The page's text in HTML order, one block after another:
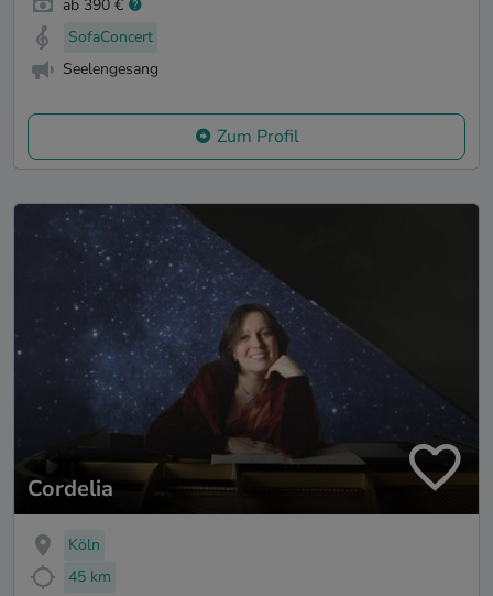
ab 390 €
SofaConcert
Seelengesang
Zum Profil
Cordelia
Köln
45 km